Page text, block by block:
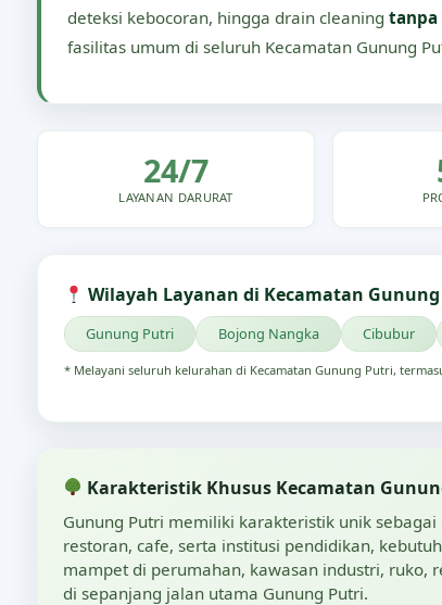
deteksi kebocoran, hingga drain cleaning tanpa
fasilitas umum di seluruh Kecamatan Gunung
24/7
LAYANAN DARURAT
Wilayah Layanan di Kecamatan
Gunung Putri Bojong Nangka Cibubur
* Melayani seluruh kelurahan di Kecamatan Gunung Putri,
Karakteristik Khusus Kecamatan
Gunung Putri memiliki karakteristik unik sebagai
restoran, cafe, serta institusi pendidikan,
mampet di perumahan, kawasan industri, ruko,
di sepanjang jalan utama Gunung Putri.